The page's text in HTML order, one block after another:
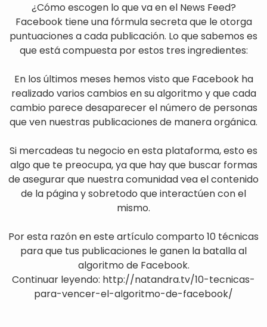
¿Cómo escogen lo que va en el News Feed?
Facebook tiene una fórmula secreta que le otorga
puntuaciones a cada publicación. Lo que sabemos es
que está compuesta por estos tres ingredientes:
En los últimos meses hemos visto que Facebook ha
realizado varios cambios en su algoritmo y que cada
cambio parece desaparecer el número de personas
que ven nuestras publicaciones de manera orgánica.
Si mercadeas tu negocio en esta plataforma, esto es
algo que te preocupa, ya que hay que buscar formas
de asegurar que nuestra comunidad vea el contenido
de la página y sobretodo que interactúen con el
mismo.
Por esta razón en este artículo comparto 10 técnicas
para que tus publicaciones le ganen la batalla al
algoritmo de Facebook.
Continuar leyendo: http://natandra.tv/10-tecnicas-
para-vencer-el-algoritmo-de-facebook/